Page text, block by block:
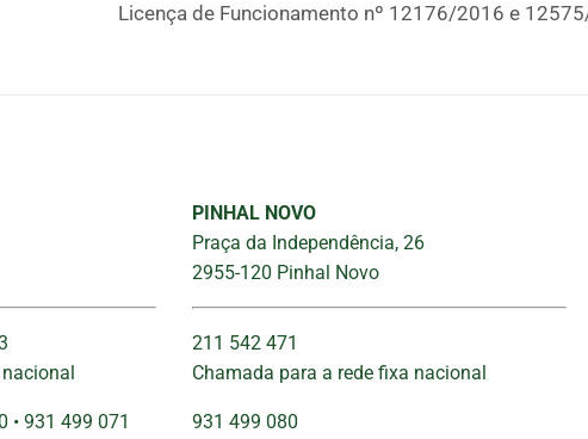
Licença de Funcionamento nº 12176/2016 e
• 931 499 071
PINHAL NOVO
Praça da Independência, 26
2955-120 Pinhal Novo
211 542 471
Chamada para a rede fixa nacional
931 499 080